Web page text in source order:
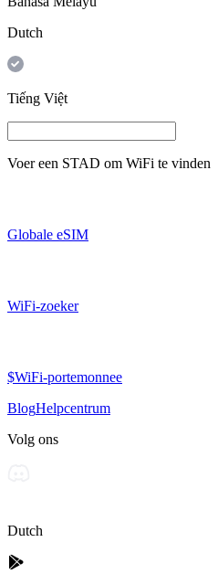
Dutch
Tiếng Việt
Voer een STAD om WiFi te vinden
Globale eSIM
WiFi-zoeker
$WiFi-portemonnee
BlogHelpcentrum
Volg ons
Dutch